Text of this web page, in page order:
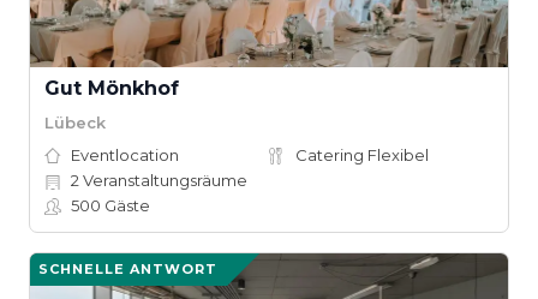
Gut Mönkhof
Lübeck
Eventlocation
Catering Flexibel
2 Veranstaltungsräume
500 Gäste
SCHNELLE ANTWORT